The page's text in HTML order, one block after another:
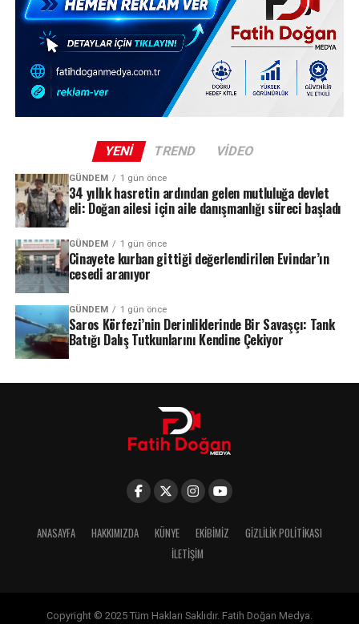
YENI TREND VIDEO
GÜNDEM 1 gün önce
34 yıllık hasretin ardından gelen mutluluğa devlet
eli: Doğan ailesi için aile danışmanlığı süreci başladı
GÜNDEM 1 gün önce
Cinayete kurban gittiği değerlendirilen Evindar’ın
cesedi aranıyor
GÜNDEM 1 gün önce
Saros Körfezi’nin Derinliklerinde Bir Savaşçı: Tank
Batığı Dalış Tutkunlarını Kendine Çekiyor
ANASAYFA HAKKIMIZDA KÜNYE EKIBIMIZ
GIZLILIK POLITIKASI
İLETIŞIM
Copyright © 2025 Tüm Hakları Saklıdır. Fatih Doğan Medya.